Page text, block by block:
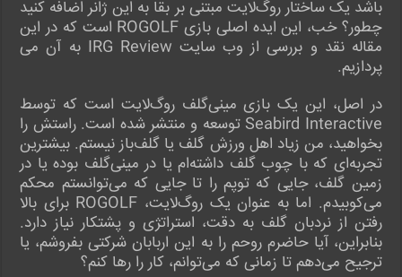
باشد یک ساختار روگ‌لایت مبتنی بر بقا به این ژانر اضافه کنید
چطور؟ خب، این ایده اصلی بازی ROGOLF است که در این
مقاله نقد و بررسی از وب سایت IRG Review به آن می
پردازیم.
در اصل، این یک بازی مینی‌گلف روگ‌لایت است که توسط
Seabird Interactive توسعه و منتشر شده است. راستش را
بخواهید، من زیاد اهل ورزش گلف یا گلف‌باز نیستم. بیشترین
تجربه‌ای که با چوب گلف داشته‌ام یا در مینی‌گلف بوده یا در
زمین گلف، جایی که توپم را تا جایی که می‌توانستم محکم
می‌کوبیدم. اما به عنوان یک روگ‌لایت، ROGOLF برای بالا
رفتن از نردبان گلف به دقت، استراتژی و پشتکار نیاز دارد.
بنابراین، آیا حاضرم روحم را به این اربابان شرکتی بفروشم، یا
ترجیح می‌دهم تا زمانی که می‌توانم، کار را رها کنم؟